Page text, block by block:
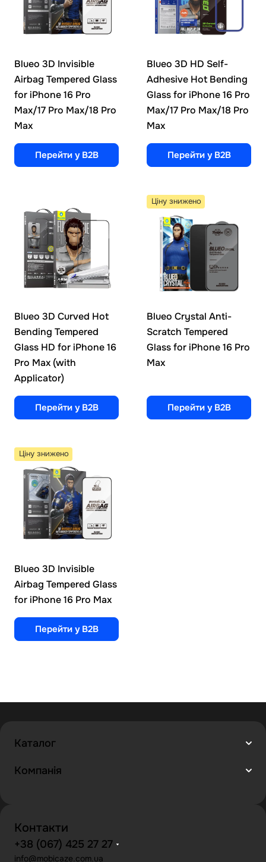
Blueo 3D Invisible
Airbag Tempered Glass
for iPhone 16 Pro
Max/17 Pro Max/18 Pro
Max
Перейти у B2B
Blueo 3D HD Self-
Adhesive Hot Bending
Glass for iPhone 16 Pro
Max/17 Pro Max/18 Pro
Max
Перейти у B2B
Blueo 3D Curved Hot
Bending Tempered
Glass HD for iPhone 16
Pro Max (with
Applicator)
Перейти у B2B
Ціну знижено
Blueo Crystal Anti-
Scratch Tempered
Glass for iPhone 16 Pro
Max
Перейти у B2B
Ціну знижено
Blueo 3D Invisible
Airbag Tempered Glass
for iPhone 16 Pro Max
Перейти у B2B
Каталог
Компанія
Контакти
+38 (067) 425 27 27
info@mobicaze.com.ua